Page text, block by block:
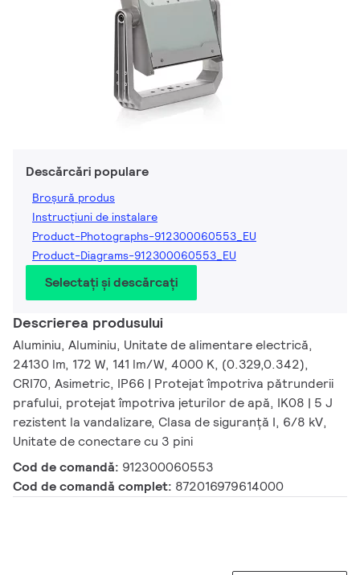
Descărcări populare
Broșură produs
Instrucțiuni de instalare
Product-Photographs-912300060553_EU
Product-Diagrams-912300060553_EU
Selectați și descărcați
Descrierea produsului
Aluminiu, Aluminiu, Unitate de alimentare electrică,
24130 lm, 172 W, 141 lm/W, 4000 K, (0.329,0.342),
CRI70, Asimetric, IP66 | Protejat împotriva pătrunderii
prafului, protejat împotriva jeturilor de apă, IK08 | 5 J
rezistent la vandalizare, Clasa de siguranță I, 6/8 kV,
Unitate de conectare cu 3 pini
Cod de comandă: 912300060553
Cod de comandă complet: 872016979614000